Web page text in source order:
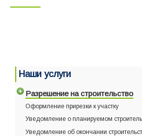
Наши услуги
Разрешение на строительство
Оформление прирезки к участку
Уведомление о планируемом
Уведомление об окончании